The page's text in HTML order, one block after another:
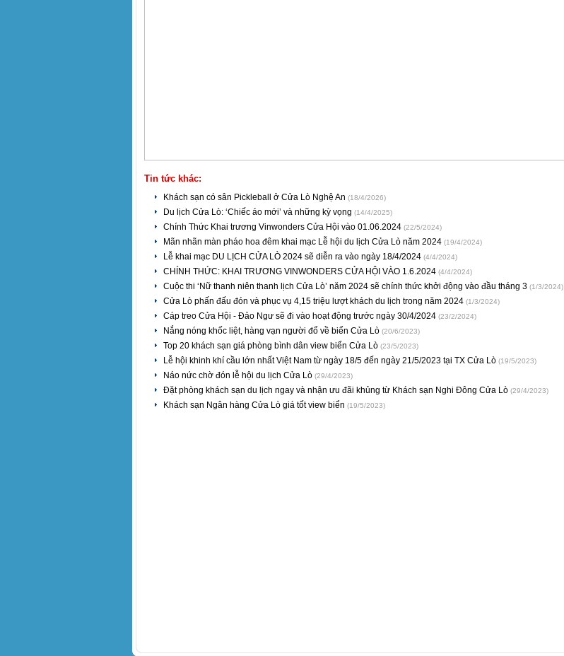
Tin tức khác:
Khách sạn có sân Pickleball ở Cửa Lò Nghệ An (18/4/2026)
Du lịch Cửa Lò: ‘Chiếc áo mới’ và những kỳ vọng (14/4/2025)
Chính Thức Khai trương Vinwonders Cửa Hội vào 01.06.2024 (22/5/2024)
Mãn nhãn màn pháo hoa đêm khai mạc Lễ hội du lịch Cửa Lò năm 2024 (19/4/2024)
Lễ khai mạc DU LỊCH CỬA LÒ 2024 sẽ diễn ra vào ngày 18/4/2024 (4/4/2024)
CHÍNH THỨC: KHAI TRƯƠNG VINWONDERS CỬA HỘI VÀO 1.6.2024 (4/4/2024)
Cuộc thi ‘Nữ thanh niên thanh lịch Cửa Lò’ năm 2024 sẽ chính thức khởi động vào đầu tháng 3 (1/3/2024)
Cửa Lò phấn đấu đón và phục vụ 4,15 triệu lượt khách du lịch trong năm 2024 (1/3/2024)
Cáp treo Cửa Hội - Đảo Ngư sẽ đi vào hoạt động trước ngày 30/4/2024 (23/2/2024)
Nắng nóng khốc liệt, hàng vạn người đổ về biển Cửa Lò (20/6/2023)
Top 20 khách sạn giá phòng bình dân view biển Cửa Lò (23/5/2023)
Lễ hội khinh khí cầu lớn nhất Việt Nam từ ngày 18/5 đến ngày 21/5/2023 tại TX Cửa Lò (19/5/2023)
Náo nức chờ đón lễ hội du lịch Cửa Lò (29/4/2023)
Đặt phòng khách sạn du lịch ngay và nhận ưu đãi khủng từ Khách sạn Nghi Đông Cửa Lò (29/4/2023)
Khách sạn Ngân hàng Cửa Lò giá tốt view biển (19/5/2023)